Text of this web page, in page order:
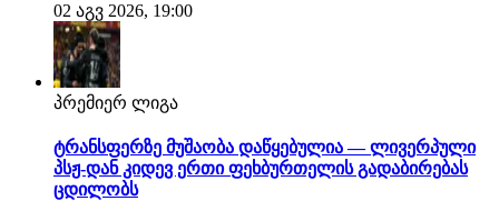
02 აგვ 2026, 19:00
პრემიერ ლიგა
ტრანსფერზე მუშაობა დაწყებულია — ლივერპული
პსჟ-დან კიდევ ერთი ფეხბურთელის გადაბირებას
ცდილობს